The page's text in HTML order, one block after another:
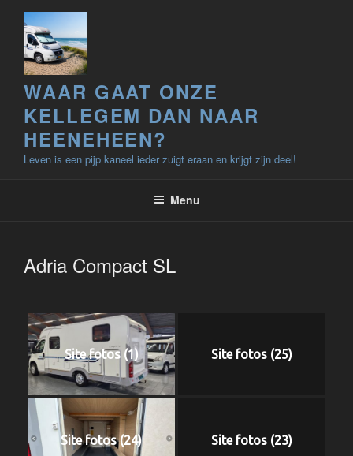
inhoud
WAAR GAAT ONZE
KELLEGEM DAN NAAR
HEENEHEEN?
Leven is een pijp kaneel ieder zuigt eraan en krijgt zijn deel!
Menu
Adria Compact SL
Site fotos (1) Site fotos (25)
Site fotos (24) Site fotos (23)